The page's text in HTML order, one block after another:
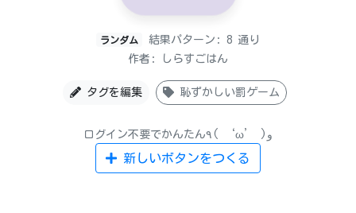
ランダム
結果パターン: 8 通り
作者: しらすごはん
タグを編集 恥ずかしい罰ゲーム
ログイン不要でかんたん٩( ‘ω’ )و
新しいボタンをつくる